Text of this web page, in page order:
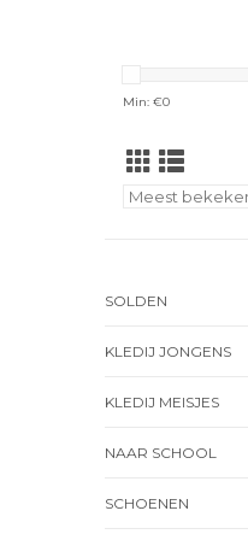
Min: €0
SOLDEN
KLEDIJ JONGENS
KLEDIJ MEISJES
NAAR SCHOOL
SCHOENEN